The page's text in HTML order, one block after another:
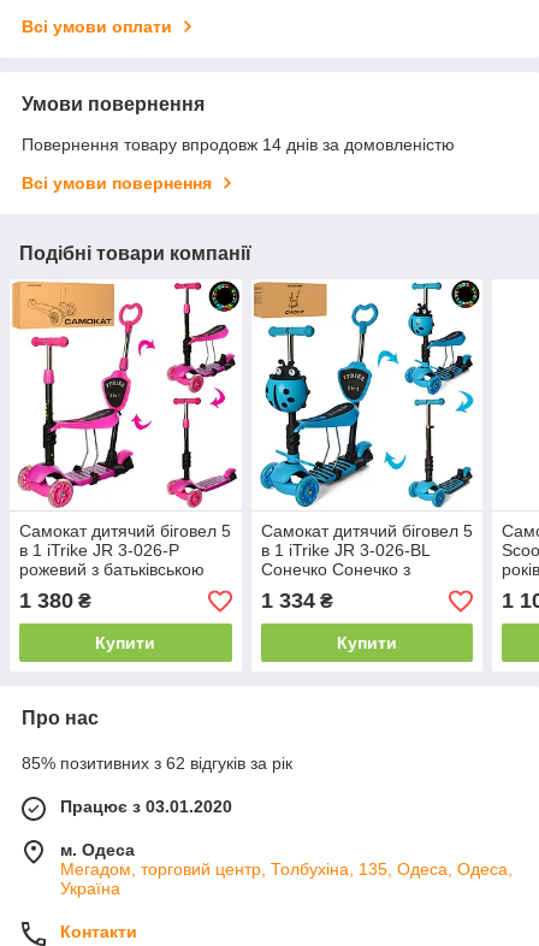
Всі умови оплати
Умови повернення
Повернення товару впродовж 14 днів за домовленістю
Всі умови повернення
Подібні товари компанії
Самокат дитячий біговел 5
в 1 iTrike JR 3-026-P
рожевий з батьківською
ручкою
1 380 ₴
Купити
Самокат дитячий біговел 5
в 1 iTrike JR 3-026-BL
Сонечко Сонечко з
батьківською ручкою
1 334₴
Купити
1
Про нас
85% позитивних з 62 відгуків за рік
Працює з 03.01.2020
м. Одеса
Мегадом, торговий центр, Толбухіна, 135, Одеса, Одеса,
Україна
Контакти